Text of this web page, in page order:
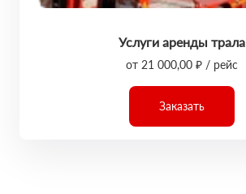
Услуги аренды трала
от 21 000,00 ₽ / рейс
Заказать